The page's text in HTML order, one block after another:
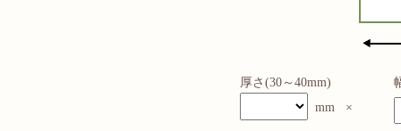
厚さ(30～40mm)
mm ×